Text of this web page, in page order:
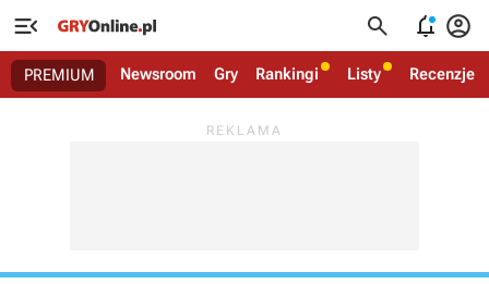
   
PREMIUM Newsroom Gry Rankingi Listy Recenzje